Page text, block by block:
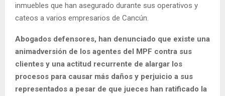
inmuebles que han asegurado durante sus operativos y
cateos a varios empresarios de Cancún.
Abogados defensores, han denunciado que existe una
animadversión de los agentes del MPF contra sus
clientes y una actitud recurrente de alargar los
procesos para causar más daños y perjuicio a sus
representados a pesar de que jueces han ratificado la